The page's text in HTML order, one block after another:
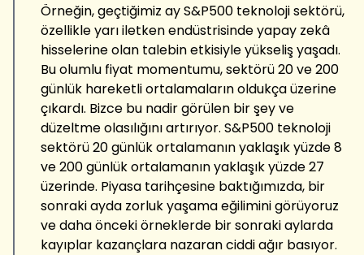
Örneğin, geçtiğimiz ay S&P500 teknoloji sektörü,
özellikle yarı iletken endüstrisinde yapay zekâ
hisselerine olan talebin etkisiyle yükseliş yaşadı.
Bu olumlu fiyat momentumu, sektörü 20 ve 200
günlük hareketli ortalamaların oldukça üzerine
çıkardı. Bizce bu nadir görülen bir şey ve
düzeltme olasılığını artırıyor. S&P500 teknoloji
sektörü 20 günlük ortalamanın yaklaşık yüzde 8
ve 200 günlük ortalamanın yaklaşık yüzde 27
üzerinde. Piyasa tarihçesine baktığımızda, bir
sonraki ayda zorluk yaşama eğilimini görüyoruz
ve daha önceki örneklerde bir sonraki aylarda
kayıplar kazançlara nazaran ciddi ağır basıyor.